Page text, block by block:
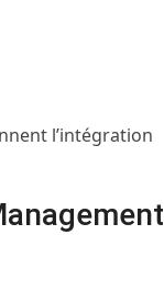
l’intégration